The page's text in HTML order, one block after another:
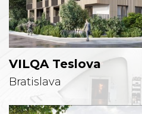
VILQA Teslova
Bratislava